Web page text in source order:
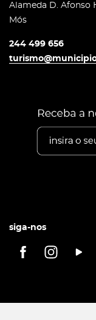
Alameda D. Afonso
Mós
244 499 656
siga-nos